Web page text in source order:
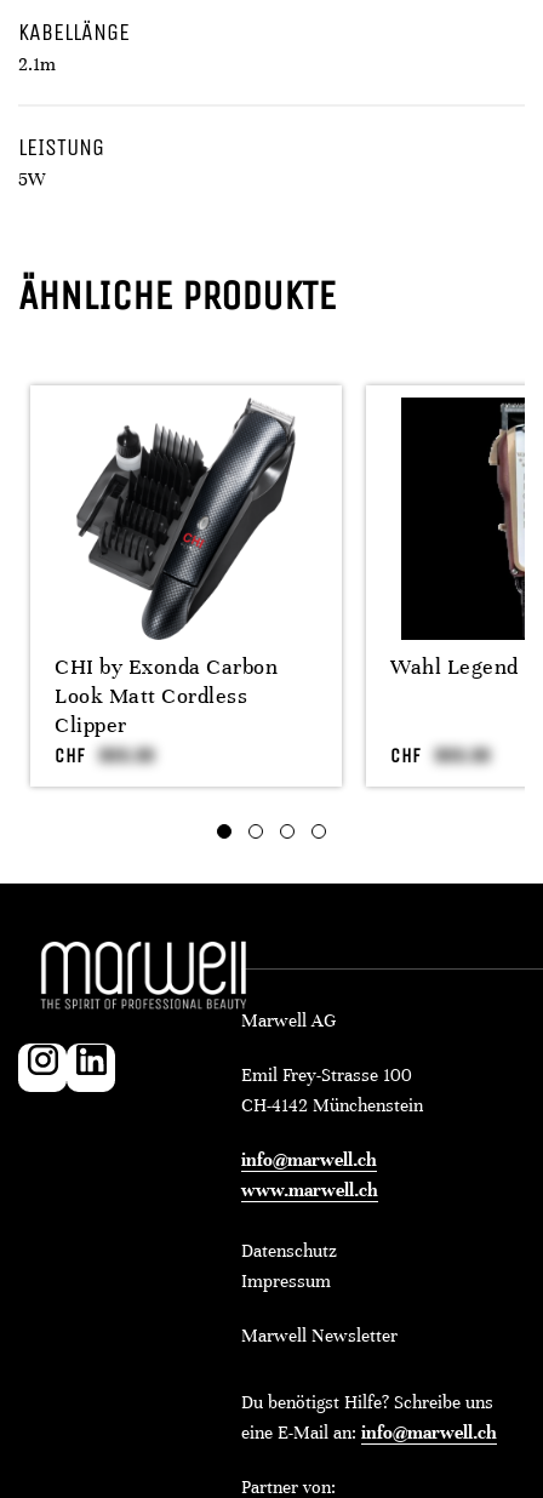
KABELLÄNGE
2.1m
LEISTUNG
5W
ÄHNLICHE PRODUKTE
CHI by Exonda Carbon
Look Matt Cordless
Clipper
CHF
Wahl Legend
CHF
Marwell AG
Emil Frey-Strasse 100
CH-4142 Münchenstein
info@marwell.ch
www.marwell.ch
Datenschutz
Impressum
Marwell Newsletter
Du benötigst Hilfe? Schreibe uns
eine E-Mail an: info@marwell.ch
Partner von: